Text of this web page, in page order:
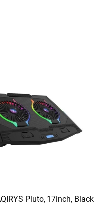
Pluto, 17inch, Black